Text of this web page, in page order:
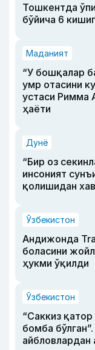
Тошкентда
бўйича 6
Маданият
“У бошқалар
умр отасини
устаси Римма
ҳаёти
Дунё
“Бир оз
инсоният
қолишидан
Ўзбекистон
Андижонда
боласини
ҳукми ўқилди
Ўзбекистон
“Саккиз
бомба
айбловлардан